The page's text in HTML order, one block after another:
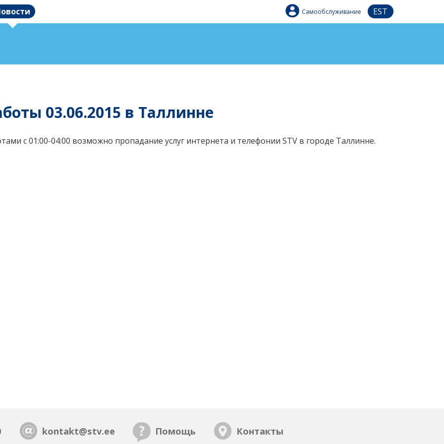
Самообслуживание EST
03.06.2015 в Таллинне
с 01:00-04:00 возможно пропадание услуг интернета и телефонии STV в городе Таллинне.
kontakt@stv.ee Помощь Контакты